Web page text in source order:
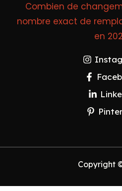
Combien de
nombre exact de
en
Copyright